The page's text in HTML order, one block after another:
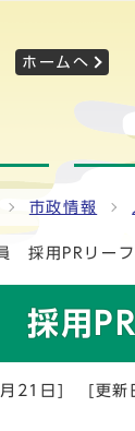
ホームへ
市政情報
採用PRリーフ
用PR
21日] [更